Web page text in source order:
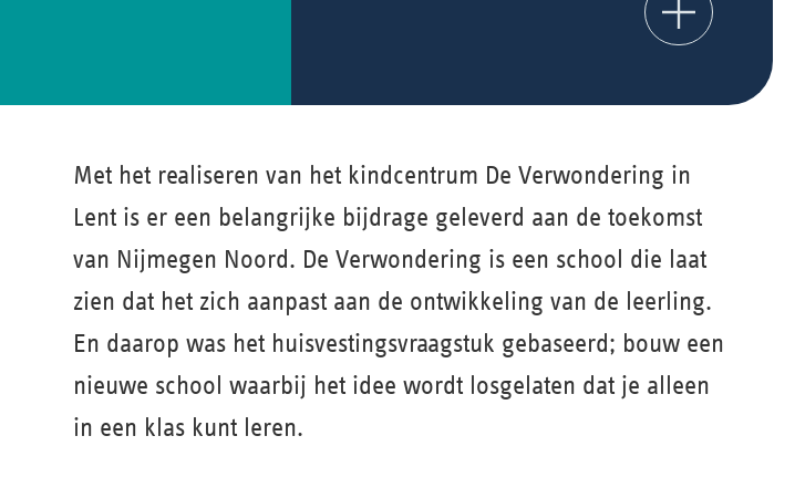
Met het realiseren van het kindcentrum De Verwondering in
Lent is er een belangrijke bijdrage geleverd aan de toekomst
van Nijmegen Noord. De Verwondering is een school die laat
zien dat het zich aanpast aan de ontwikkeling van de leerling.
En daarop was het huisvestingsvraagstuk gebaseerd; bouw een
nieuwe school waarbij het idee wordt losgelaten dat je alleen
in een klas kunt leren.